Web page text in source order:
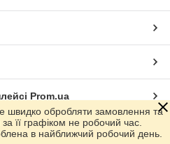
Prom.ua
швидко обробляти замовлення та
її графіком не робочий час.
в найближчий робочий день.